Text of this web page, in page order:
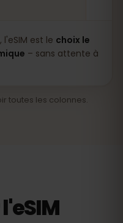
est le choix le
– sans attente à
toutes les colonnes.